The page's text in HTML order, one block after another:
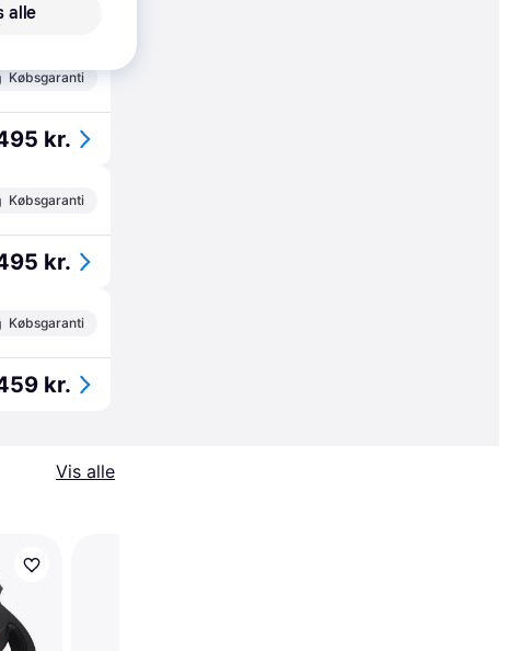
kr.
Købsgaranti
kr.
Købsgaranti
kr.
Købsgaranti
kr.
Vis alle
alle